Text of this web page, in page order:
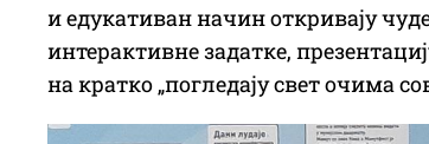
и едукативан начин откривају
интерактивне задатке,
на кратко „погледају свет очима